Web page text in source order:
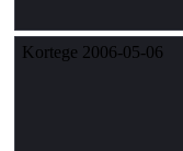
Kortege 2006-05-06